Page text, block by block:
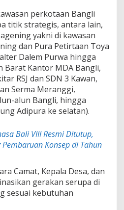
P
e
m
b
u
a
n
g
S
a
m
p
I
l
a
l
d
i
perkotaan Bangli
titik strategis, antara lain,
yakni di kawasan
dan Pura Petirtaan Toya
Dalem Purwa hingga
Barat Kantor MDA Bangli,
RSJ dan SDN 3 Kawan,
Serma Meranggi,
alun Bangli, hingga
Adipura ke selatan).
Bali VIII Resmi Ditutup,
Konsep di Tahun
Camat, Kepala Desa, dan
gerakan serupa di
sesuai kebutuhan